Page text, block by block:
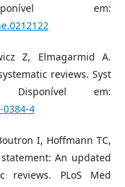
em:
Z, Elmagarmid A.
reviews. Syst
Disponível em:
4
I, Hoffmann TC,
An updated
reviews. PLoS Med